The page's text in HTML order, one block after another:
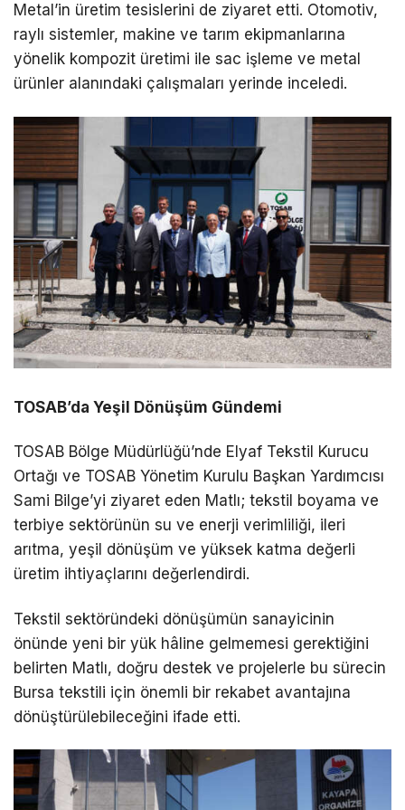
Metal’in üretim tesislerini de ziyaret etti. Otomotiv,
raylı sistemler, makine ve tarım ekipmanlarına
yönelik kompozit üretimi ile sac işleme ve metal
ürünler alanındaki çalışmaları yerinde inceledi.
TOSAB’da Yeşil Dönüşüm Gündemi
TOSAB Bölge Müdürlüğü’nde Elyaf Tekstil Kurucu
Ortağı ve TOSAB Yönetim Kurulu Başkan Yardımcısı
Sami Bilge’yi ziyaret eden Matlı; tekstil boyama ve
terbiye sektörünün su ve enerji verimliliği, ileri
arıtma, yeşil dönüşüm ve yüksek katma değerli
üretim ihtiyaçlarını değerlendirdi.
Tekstil sektöründeki dönüşümün sanayicinin
önünde yeni bir yük hâline gelmemesi gerektiğini
belirten Matlı, doğru destek ve projelerle bu sürecin
Bursa tekstili için önemli bir rekabet avantajına
dönüştürülebileceğini ifade etti.